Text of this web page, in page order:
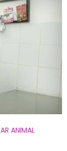
ANIMAL